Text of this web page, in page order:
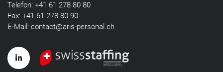
Telefon: +41 61 278 80 80
Fax: +41 61 278 80 90
E-Mail: contact@aris-personal.ch